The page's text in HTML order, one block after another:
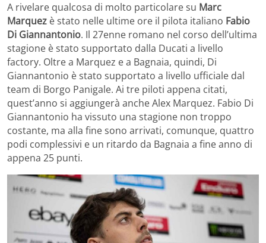
A rivelare qualcosa di molto particolare su Marc
Marquez è stato nelle ultime ore il pilota italiano Fabio
Di Giannantonio. Il 27enne romano nel corso dell’ultima
stagione è stato supportato dalla Ducati a livello
factory. Oltre a Marquez e a Bagnaia, quindi, Di
Giannantonio è stato supportato a livello ufficiale dal
team di Borgo Panigale. Ai tre piloti appena citati,
quest’anno si aggiungerà anche Alex Marquez. Fabio Di
Giannantonio ha vissuto una stagione non troppo
costante, ma alla fine sono arrivati, comunque, quattro
podi complessivi e un ritardo da Bagnaia a fine anno di
appena 25 punti.